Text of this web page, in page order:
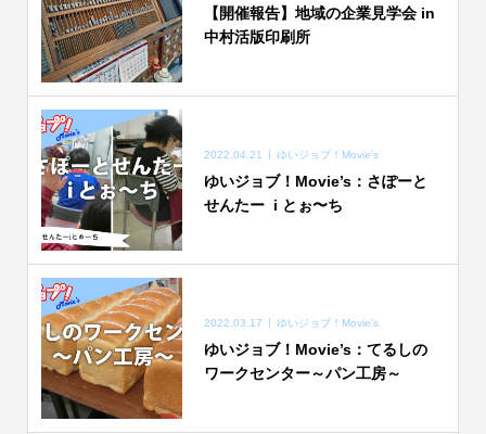
【開催報告】地域の企業見学会 in
中村活版印刷所
2022.04.21 ゆいジョブ！Movie's
ゆいジョブ！Movie’s：さぽーと
せんたー i とぉ〜ち
2022.03.17 ゆいジョブ！Movie's
ゆいジョブ！Movie’s：てるしの
ワークセンター～パン工房～